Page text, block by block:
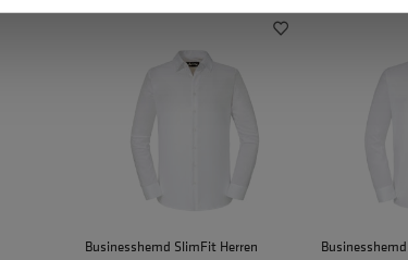
Businesshemd SlimFit Herren